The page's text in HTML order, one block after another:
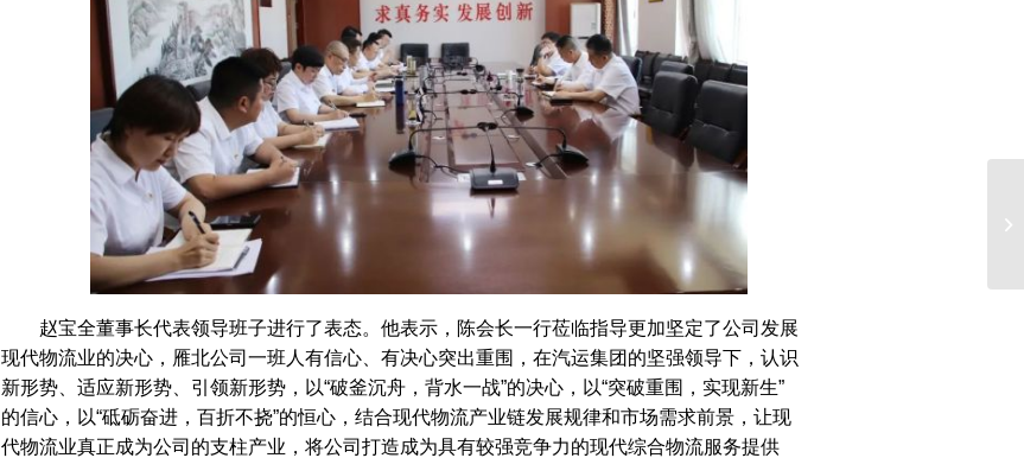
赵宝全董事长代表领导班子进行了表态。他表示，陈会长一行莅临指导更加坚定了公司发展
现代物流业的决心，雁北公司一班人有信心、有决心突出重围，在汽运集团的坚强领导下，认识
新形势、适应新形势、引领新形势，以“破釜沉舟，背水一战”的决心，以“突破重围，实现新生”
的信心，以“砥砺奋进，百折不挠”的恒心，结合现代物流产业链发展规律和市场需求前景，让现
代物流业真正成为公司的支柱产业，将公司打造成为具有较强竞争力的现代综合物流服务提供